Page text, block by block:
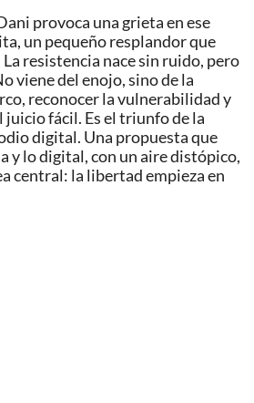
provoca una grieta en ese
un pequeño resplandor que
resistencia nace sin ruido, pero
viene del enojo, sino de la
reconocer la vulnerabilidad y
juicio fácil. Es el triunfo de la
digital. Una propuesta que
y lo digital, con un aire distópico,
central: la libertad empieza en